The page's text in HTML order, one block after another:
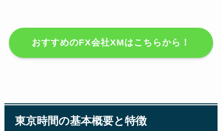
おすすめのFX会社XMはこちらから！
東京時間の基本概要と特徴